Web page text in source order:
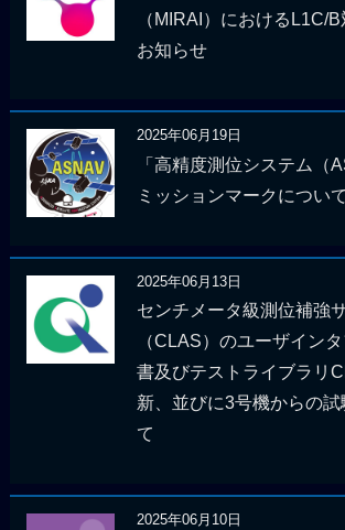
（MIRAI）におけるL1C/
お知らせ
2025年06月19日
「高精度測位システム（
ミッションマークについて
2025年06月13日
センチメータ級測位補強
（CLAS）のユーザイン
書及びテストライブラリ
新、並びに3号機からの
て
2025年06月10日